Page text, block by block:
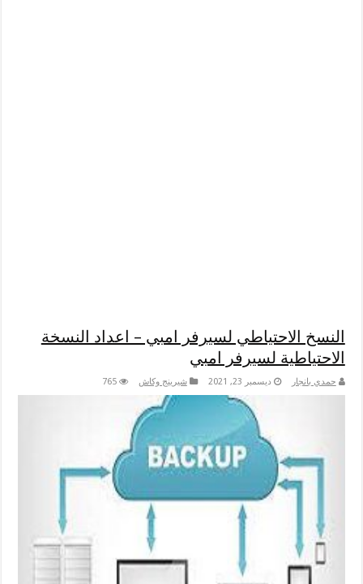
النسخ الاحتياطي لسيرفر امبي – اعداد النسخة
الاحتياطية لسيرفر امبي
حمدي بانجار ديسمبر 23, 2021 شيرينج وكاش 765